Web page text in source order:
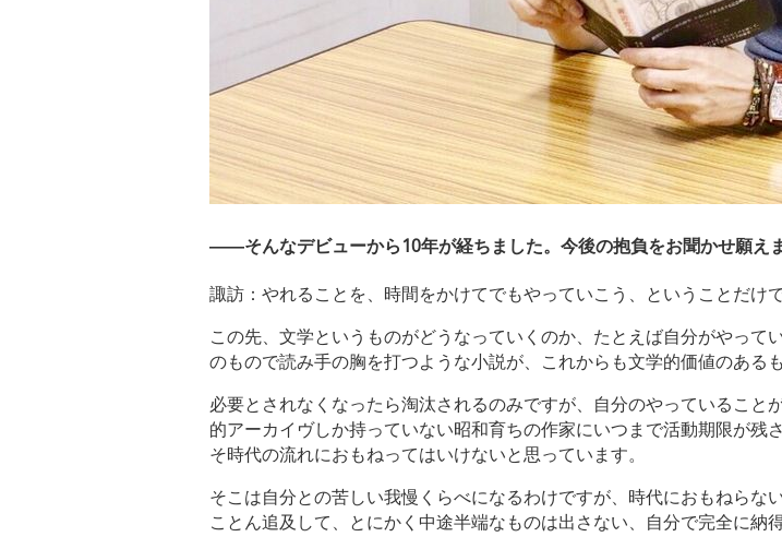
――そんなデビューから10年が経ちました。今後の抱負をお聞かせ願えま
諏訪：やれることを、時間をかけてでもやっていこう、ということだけで
この先、文学というものがどうなっていくのか、たとえば自分がやっ
のもので読み手の胸を打つような小説が、これからも文学的価値のある
必要とされなくなったら淘汰されるのみですが、自分のやっているこ
的アーカイヴしか持っていない昭和育ちの作家にいつまで活動期限が
そ時代の流れにおもねってはいけないと思っています。
そこは自分との苦しい我慢くらべになるわけですが、時代におもねら
ことん追及して、とにかく中途半端なものは出さない、自分で完全に